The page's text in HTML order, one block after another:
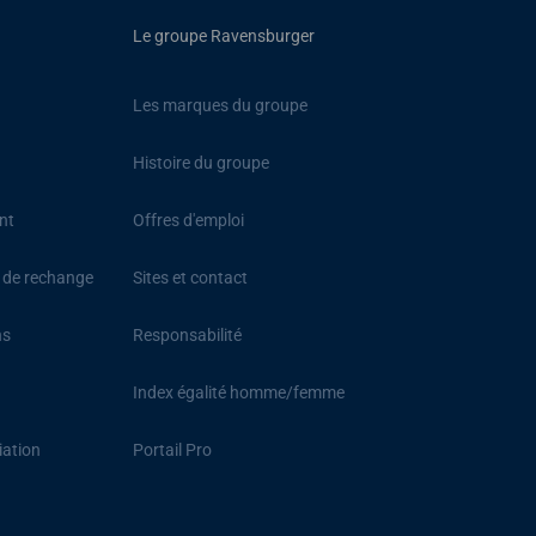
rechange
Le groupe Ravensburger
Les marques du groupe
Histoire du groupe
Offres d'emploi
Sites et contact
Responsabilité
Index égalité homme/femme
Portail Pro